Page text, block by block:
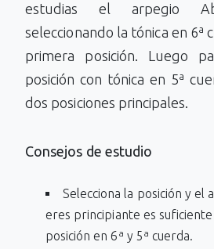
estudias el arpegio
seleccionando la tónica en 6ª
primera posición. Luego
posición con tónica en 5ª
dos posiciones principales.
Consejos de estudio
Selecciona la posición y el
eres principiante es
posición en 6ª y 5ª cuerda.